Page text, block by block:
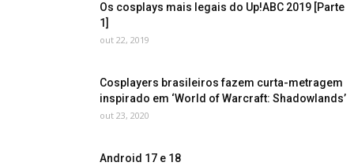
Os cosplays mais legais do Up!ABC 2019 [Parte
1]
out 22, 2019
Cosplayers brasileiros fazem curta-metragem
inspirado em ‘World of Warcraft: Shadowlands’
out 23, 2020
Android 17 e 18